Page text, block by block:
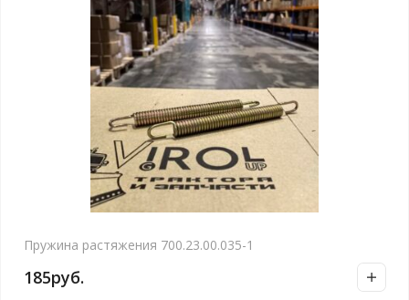
Пружина растяжения 700.23.00.035-1
185руб.